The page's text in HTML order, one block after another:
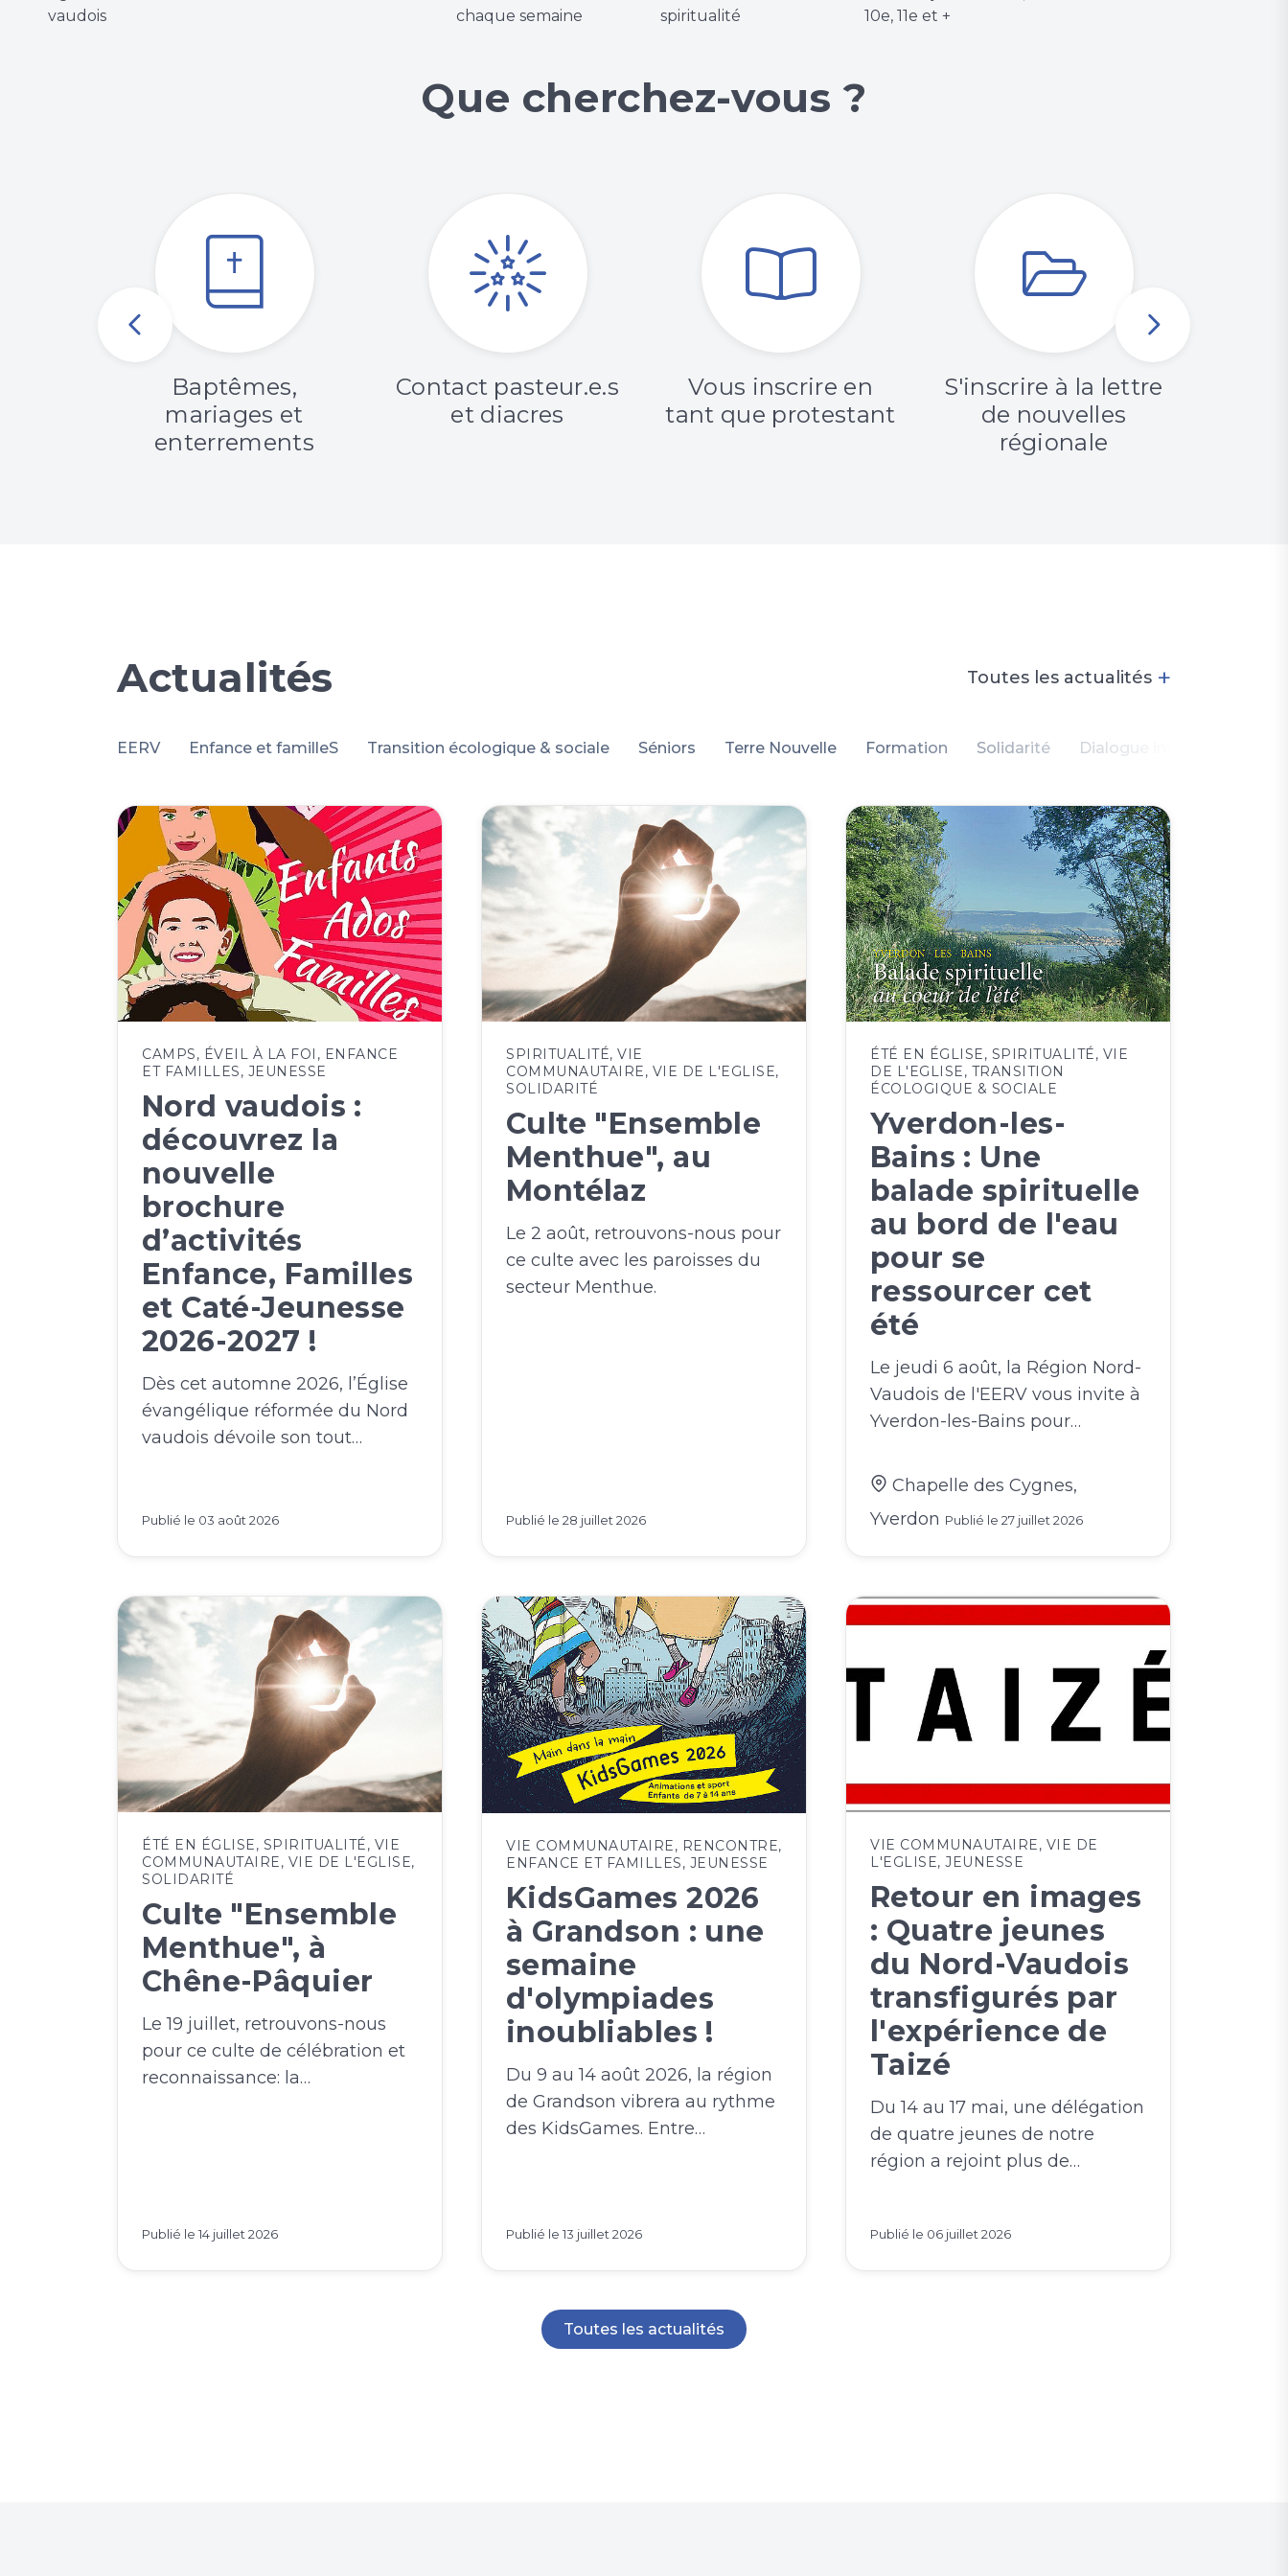
vaudois
chaque semaine
spiritualité
10e, 11e et +
Que cherchez-vous ?
Baptêmes,
mariages et
enterrements
Contact pasteur.e.s
et diacres
Vous inscrire en
tant que protestant
S'inscrire à la lettre
de nouvelles
régionale
Actualités Toutes les actualités +
EERV Enfance et familleS Transition écologique & sociale Séniors Terre Nouvelle Formation Solidarité Dialogue
CAMPS, ÉVEIL À LA FOI , ENFANCE
ET FAMILLES, JEUNESSE
Nord vaudois :
découvrez la
nouvelle
brochure
d’activités
Enfance, Familles
et Caté-Jeunesse
2026-2027 !
Dès cet automne 2026, l’Église
évangélique réformée du Nord
vaudois dévoile son tout…
Publié le 03 août 2026
SPIRITUALITÉ, VIE
COMMUNAUTAIRE, VIE DE L'EGLISE,
SOLIDARITÉ
Culte "Ensemble
Menthue", au
Montélaz
Le 2 août, retrouvons-nous pour
ce culte avec les paroisses du
secteur Menthue.
Publié le 28 juillet 2026
ÉTÉ EN ÉGLISE, SPIRITUALITÉ, VIE
DE L'EGLISE, TRANSITION
ÉCOLOGIQUE & SOCIALE
Yverdon-les-
Bains : Une
balade spirituelle
au bord de l'eau
pour se
ressourcer cet
été
Le jeudi 6 août, la Région Nord-
Vaudois de l'EERV vous invite à
Yverdon-les-Bains pour…
Chapelle des Cygnes,
Yverdon Publié le 27 juillet 2026
ÉTÉ EN ÉGLISE, SPIRITUALITÉ, VIE
COMMUNAUTAIRE, VIE DE L'EGLISE,
SOLIDARITÉ
Culte "Ensemble
Menthue", à
Chêne-Pâquier
Le 19 juillet, retrouvons-nous
pour ce culte de célébration et
reconnaissance: la…
Publié le 14 juillet 2026
VIE COMMUNAUTAIRE, RENCONTRE,
ENFANCE ET FAMILLES, JEUNESSE
KidsGames 2026
à Grandson : une
semaine
d'olympiades
inoubliables !
Du 9 au 14 août 2026, la région
de Grandson vibrera au rythme
des KidsGames. Entre…
Publié le 13 juillet 2026
VIE COMMUNAUTAIRE, VIE DE
L'EGLISE, JEUNESSE
Retour en images
: Quatre jeunes
du Nord-Vaudois
transfigurés par
l'expérience de
Taizé
Du 14 au 17 mai, une délégation
de quatre jeunes de notre
région a rejoint plus de…
Publié le 06 juillet 2026
Toutes les actualités